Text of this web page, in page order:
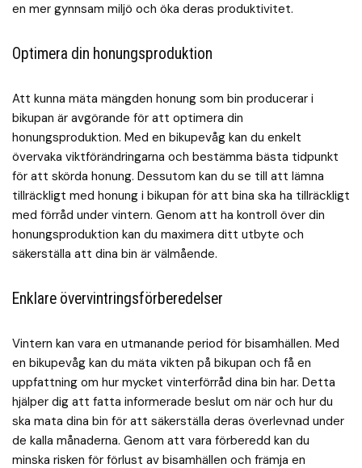
en mer gynnsam miljö och öka deras produktivitet.
Optimera din honungsproduktion
Att kunna mäta mängden honung som bin producerar i
bikupan är avgörande för att optimera din
honungsproduktion. Med en bikupevåg kan du enkelt
övervaka viktförändringarna och bestämma bästa tidpunkt
för att skörda honung. Dessutom kan du se till att lämna
tillräckligt med honung i bikupan för att bina ska ha tillräckligt
med förråd under vintern. Genom att ha kontroll över din
honungsproduktion kan du maximera ditt utbyte och
säkerställa att dina bin är välmående.
Enklare övervintringsförberedelser
Vintern kan vara en utmanande period för bisamhällen. Med
en bikupevåg kan du mäta vikten på bikupan och få en
uppfattning om hur mycket vinterförråd dina bin har. Detta
hjälper dig att fatta informerade beslut om när och hur du
ska mata dina bin för att säkerställa deras överlevnad under
de kalla månaderna. Genom att vara förberedd kan du
minska risken för förlust av bisamhällen och främja en